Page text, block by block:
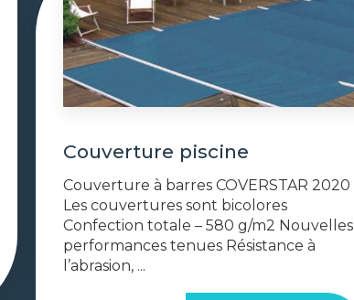
Couverture piscine
Couverture à barres COVERSTAR 2020
Les couvertures sont bicolores
Confection totale – 580 g/m2 Nouvelles
performances tenues Résistance à
l’abrasion, ...